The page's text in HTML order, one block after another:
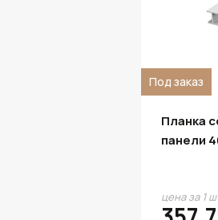
Под заказ
Планка
панели
цена за 1